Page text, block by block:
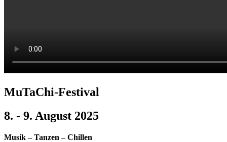
MuTaChi-Festival
8. - 9. August 2025
Musik – Tanzen – Chillen